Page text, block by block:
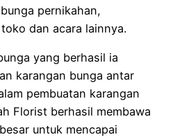
pernikahan,
dan acara lainnya.
yang berhasil ia
karangan bunga antar
pembuatan karangan
Florist berhasil membawa
untuk mencapai